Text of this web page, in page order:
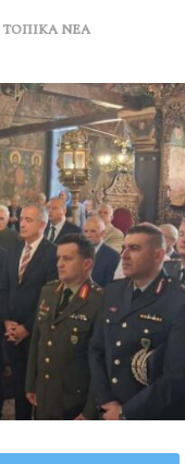
ΤΟΠΙΚΑ ΝΕΑ